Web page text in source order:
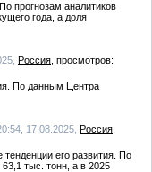
прогнозам аналитиков
года, а доля
Россия
По данным Центра
17.08.2025, Россия
его развития. По
тыс. тонн, а в 2025